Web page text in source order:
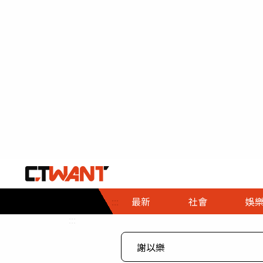
::: 最新 社會
社會首頁
時事
娛樂
娛樂首頁
即時
專題
財經首頁
熱線
３Ｃ
政